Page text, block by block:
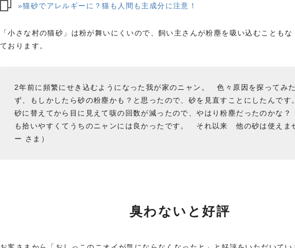
»猫砂でアレルギーに？猫も人間も主成分に注意！
「小さな村の猫砂」は粉が舞いにくいので、飼い主さんが粉塵を吸い込むことも
ております。
2年前に頻繁にせき込むようになった我が家のニャン。 色々原因を探ってみ
ず、もしかしたら砂の粉塵かも？と思ったので、砂を見直すことにしたんで
砂に替えてから目に見えて咳の回数が減ったので、やはり粉塵だったのかな
も拾いやすくてうちのニャンには良かったです。 それ以来 他の砂は使えま
ー さま）
臭わないと好評